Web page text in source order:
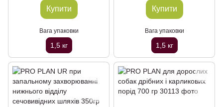
Купити
Вага упаковки
1,5 кг
Купити
Вага упаковки
1,5 кг